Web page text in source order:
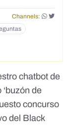
Channels:
chatbot de
de
concurso
del Black